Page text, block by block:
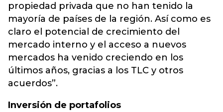
propiedad privada que no han tenido la
mayoría de países de la región. Así como es
claro el potencial de crecimiento del
mercado interno y el acceso a nuevos
mercados ha venido creciendo en los
últimos años, gracias a los TLC y otros
acuerdos”.
Inversión de portafolios